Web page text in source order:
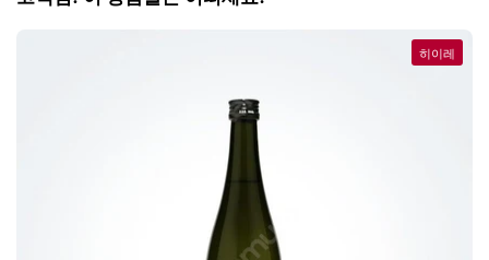
히이레